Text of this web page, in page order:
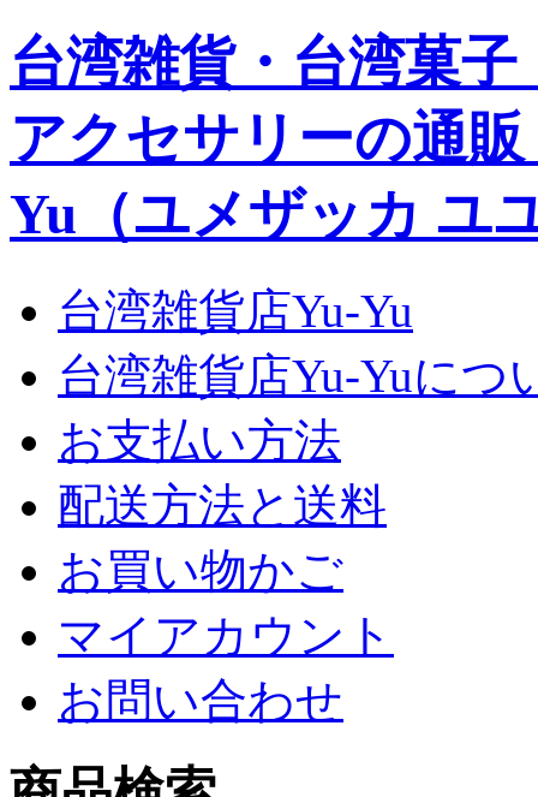
台湾雑貨・台湾菓
アクセサリーの通
Yu（ユメザッカ ユ
台湾雑貨店Yu-Yu
台湾雑貨店Yu-Yuにつ
お支払い方法
配送方法と送料
お買い物かご
マイアカウント
お問い合わせ